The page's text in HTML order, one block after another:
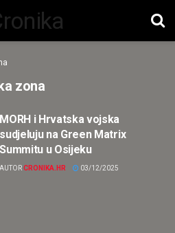
zona
MORH i Hrvatska vojska
sudjeluju na Green Matrix
Summitu u Osijeku
AUTORCRONIKA.HR 03/12/2025